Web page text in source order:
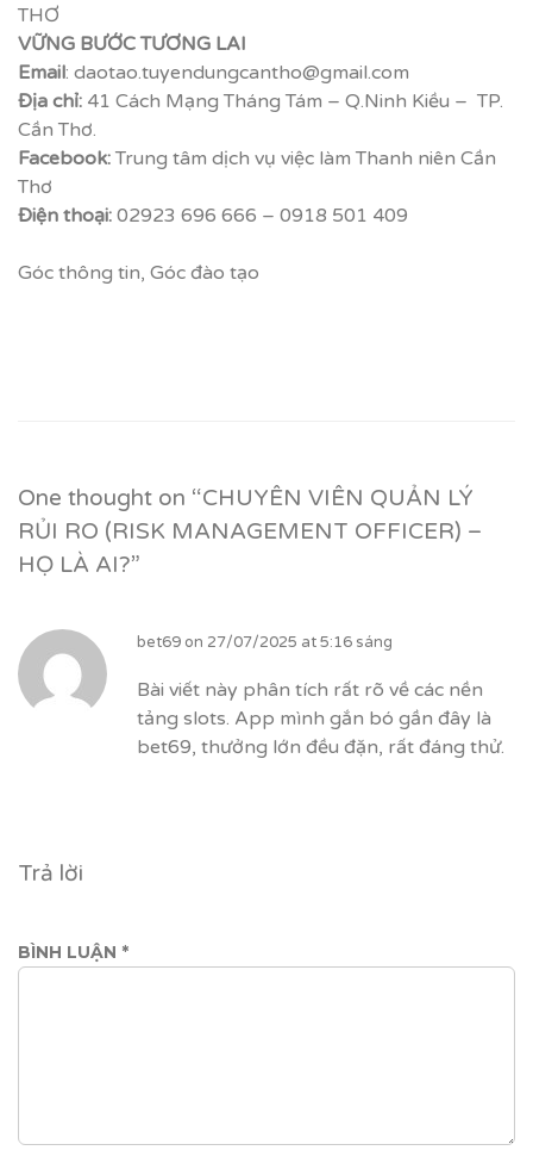
THƠ
VỮNG BƯỚC TƯƠNG LAI
Email: daotao.tuyendungcantho@gmail.com
Địa chỉ: 41 Cách Mạng Tháng Tám – Q.Ninh Kiều – TP.
Cần Thơ.
Facebook: Trung tâm dịch vụ việc làm Thanh niên Cần
Thơ
Điện thoại: 02923 696 666 – 0918 501 409
Góc thông tin, Góc đào tạo
One thought on “CHUYÊN VIÊN QUẢN LÝ
RỦI RO (RISK MANAGEMENT OFFICER) –
HỌ LÀ AI?”
bet69 on 27/07/2025 at 5:16 sáng
Bài viết này phân tích rất rõ về các nền
tảng slots. App mình gắn bó gần đây là
bet69, thưởng lớn đều đặn, rất đáng thử.
Trả lời
BÌNH LUẬN *